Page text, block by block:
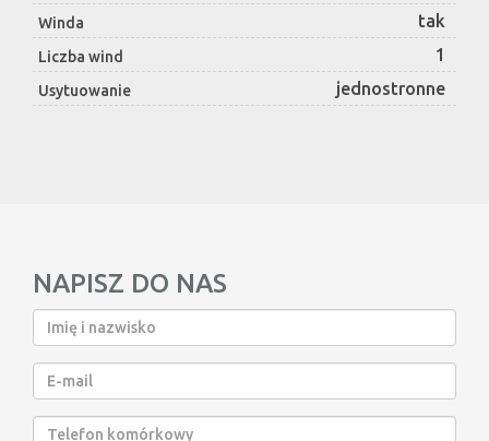
Winda tak
Liczba wind 1
Usytuowanie jednostronne
NAPISZ DO NAS